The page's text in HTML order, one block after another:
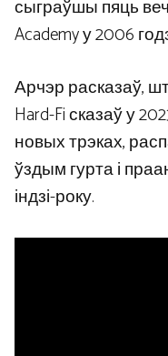
сыграўшы пяць
Academy у 2006
Арчэр расказаў,
Hard-Fi сказаў у
новых трэках,
ўздым гурта і
індзі-року.